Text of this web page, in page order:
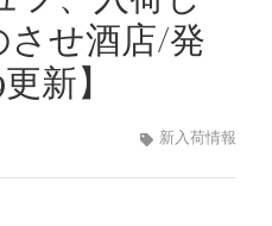
させ酒店/発
新】
新入荷情報